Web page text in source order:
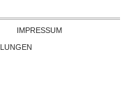
IMPRESSUM